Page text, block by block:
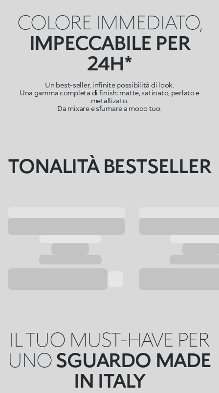
COLORE IMMEDIATO,
IMPECCABILE PER
24H*
Un best-seller, infinite possibilità di look.
Una gamma completa di finish: matte, satinato, perlato e
metallizato.
Da mixare e sfumare a modo tuo.
TONALITÀ BESTSELLER
IL TUO MUST-HAVE PER
UNOSGUARDO MADE
IN ITALY